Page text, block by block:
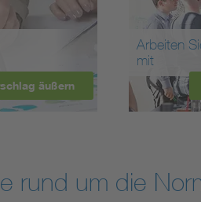
äußern
Arbeiten
mit
rund um die